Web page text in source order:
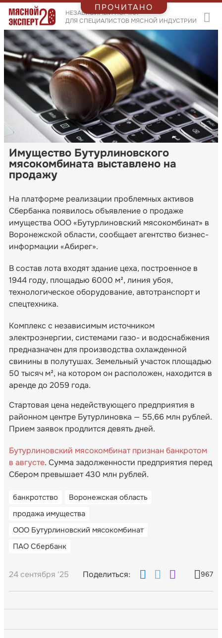
НЕЗАВИСИМЫЙ ПОРТАЛ
ДЛЯ СПЕЦИАЛИСТОВ МЯСНОЙ ИНДУСТРИИ
Имущество Бутурлиновского
мясокомбината выставлено на
продажу
На платформе реализации проблемных активов
Сбербанка появилось объявление о продаже
имущества ООО «Бутурлиновский мясокомбинат» в
Воронежской области, сообщает агентство бизнес-
информации «Абирег».
В состав лота входят здание цеха, построенное в
1944 году, площадью 6000 м², линия убоя,
технологическое оборудование, автотранспорт и
спецтехника.
Комплекс с независимым источником
электроэнергии, системами газо- и водоснабжения
предназначен для производства охлажденной
свинины в полутушах. Земельный участок площадью
50 тысяч м², на котором он расположен, находится в
аренде до 2059 года.
Стартовая цена недействующего предприятия в
районном центре Бутурлиновка — 55,66 млн рублей.
Прием заявок продлится девять дней.
Бутурлиновский мясокомбинат признан банкротом
в августе. Сумма задолженности предприятия перед
Сбером превышает 430 млн рублей.
банкротство
Воронежская область
продажа имущества
ООО Бутурлиновский мясокомбинат
ПАО Сбербанк
24 сентября '25 Поделиться: 967
ПРОЧИТАНО